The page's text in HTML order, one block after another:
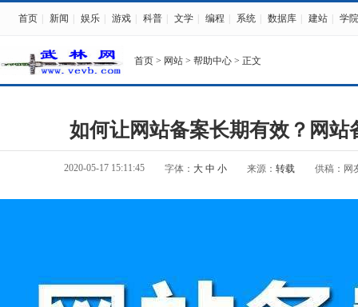
首页 新闻 娱乐 游戏 科普 文学 编程 系统 数据库 建站 学院
首页 > 网站 > 帮助中心 > 正文
如何让网站备案长期有效？网站
2020-05-17 15:11:45 字体： 大 中 小 来源： 转载 供稿：网